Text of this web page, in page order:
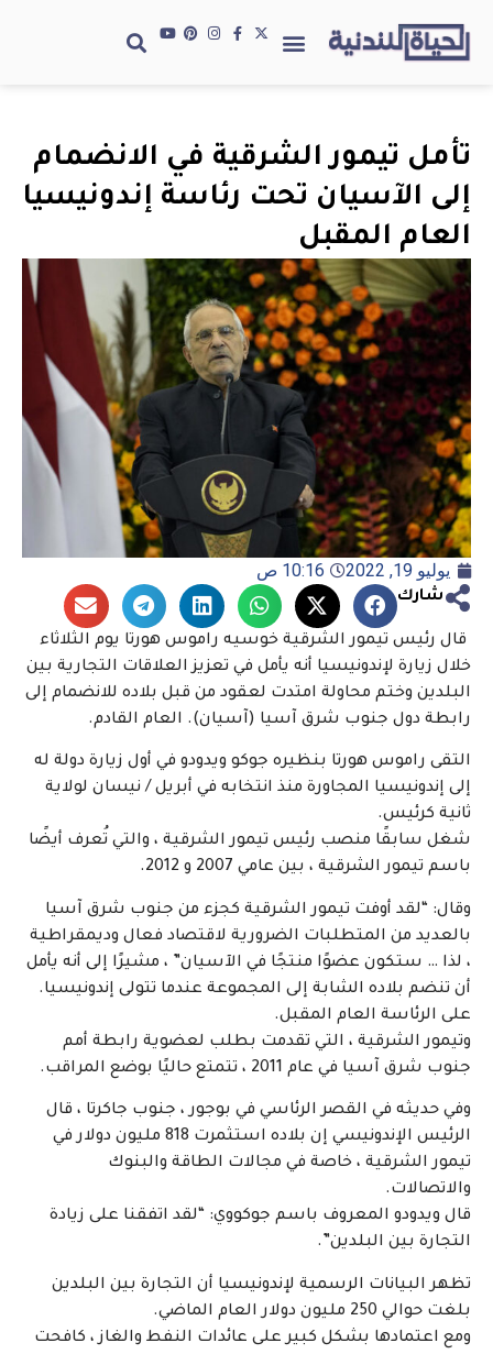
تأمل تيمور الشرقية في الانضمام
إلى الآسيان تحت رئاسة إندونيسيا
العام المقبل
يوليو 19, 2022 10:16 ص
شارك
قال رئيس تيمور الشرقية خوسيه راموس هورتا يوم الثلاثاء
خلال زيارة لإندونيسيا أنه يأمل في تعزيز العلاقات التجارية بين
البلدين وختم محاولة امتدت لعقود من قبل بلاده للانضمام إلى
رابطة دول جنوب شرق آسيا (آسيان). العام القادم.
التقى راموس هورتا بنظيره جوكو ويدودو في أول زيارة دولة له
إلى إندونيسيا المجاورة منذ انتخابه في أبريل / نيسان لولاية
ثانية كرئيس.
شغل سابقًا منصب رئيس تيمور الشرقية ، والتي تُعرف أيضًا
باسم تيمور الشرقية ، بين عامي 2007 و 2012.
وقال: “لقد أوفت تيمور الشرقية كجزء من جنوب شرق آسيا
بالعديد من المتطلبات الضرورية لاقتصاد فعال وديمقراطية
، لذا … ستكون عضوًا منتجًا في الآسيان” ، مشيرًا إلى أنه يأمل
أن تنضم بلاده الشابة إلى المجموعة عندما تتولى إندونيسيا.
على الرئاسة العام المقبل.
وتيمور الشرقية ، التي تقدمت بطلب لعضوية رابطة أمم
جنوب شرق آسيا في عام 2011 ، تتمتع حاليًا بوضع المراقب.
وفي حديثه في القصر الرئاسي في بوجور ، جنوب جاكرتا ، قال
الرئيس الإندونيسي إن بلاده استثمرت 818 مليون دولار في
تيمور الشرقية ، خاصة في مجالات الطاقة والبنوك
والاتصالات.
قال ويدودو المعروف باسم جوكووي: “لقد اتفقنا على زيادة
التجارة بين البلدين”.
تظهر البيانات الرسمية لإندونيسيا أن التجارة بين البلدين
بلغت حوالي 250 مليون دولار العام الماضي.
ومع اعتمادها بشكل كبير على عائدات النفط والغاز ، كافحت